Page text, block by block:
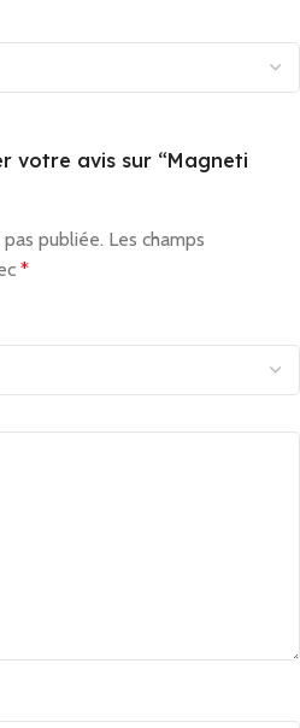
votre avis sur “Magneti
publiée. Les champs
*